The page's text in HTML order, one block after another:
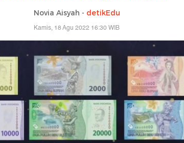
Novia Aisyah - detikEdu
Kamis, 18 Agu 2022 16:30 WIB